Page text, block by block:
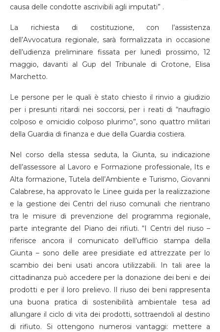
causa delle condotte ascrivibili agli imputati” .
La richiesta di costituzione, con l’assistenza
dell’Avvocatura regionale, sarà formalizzata in occasione
dell’udienza preliminare fissata per lunedì prossimo, 12
maggio, davanti al Gup del Tribunale di Crotone, Elisa
Marchetto.
Le persone per le quali è stato chiesto il rinvio a giudizio
per i presunti ritardi nei soccorsi, per i reati di “naufragio
colposo e omicidio colposo plurimo”, sono quattro militari
della Guardia di finanza e due della Guardia costiera.
Nel corso della stessa seduta, la Giunta, su indicazione
dell’assessore al Lavoro e Formazione professionale, Its e
Alta formazione, Tutela dell’Ambiente e Turismo, Giovanni
Calabrese, ha approvato le Linee guida per la realizzazione
e la gestione dei Centri del riuso comunali che rientrano
tra le misure di prevenzione del programma regionale,
parte integrante del Piano dei rifiuti. “I Centri del riuso –
riferisce ancora il comunicato dell’ufficio stampa della
Giunta – sono delle aree presidiate ed attrezzate per lo
scambio dei beni usati ancora utilizzabili. In tali aree la
cittadinanza può accedere per la donazione dei beni e dei
prodotti e per il loro prelievo. Il riuso dei beni rappresenta
una buona pratica di sostenibilità ambientale tesa ad
allungare il ciclo di vita dei prodotti, sottraendoli al destino
di rifiuto. Si ottengono numerosi vantaggi: mettere a